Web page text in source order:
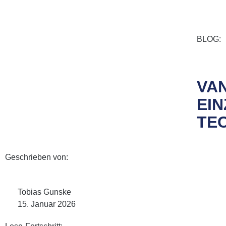
BLOG:
Geschrieben von:
Tobias Gunske
15. Januar 2026